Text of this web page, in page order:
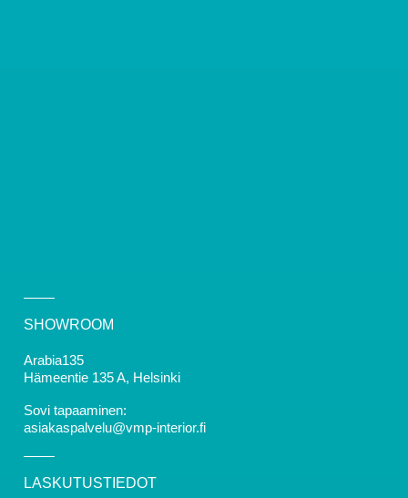
SHOWROOM
Arabia135
Hämeentie 135 A, Helsinki
Sovi tapaaminen:
asiakaspalvelu@vmp-interior.fi
LASKUTUSTIEDOT